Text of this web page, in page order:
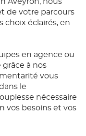
de votre parcours
choix éclairés, en
en agence ou
à nos
vous
le
nécessaire
vos besoins et vos